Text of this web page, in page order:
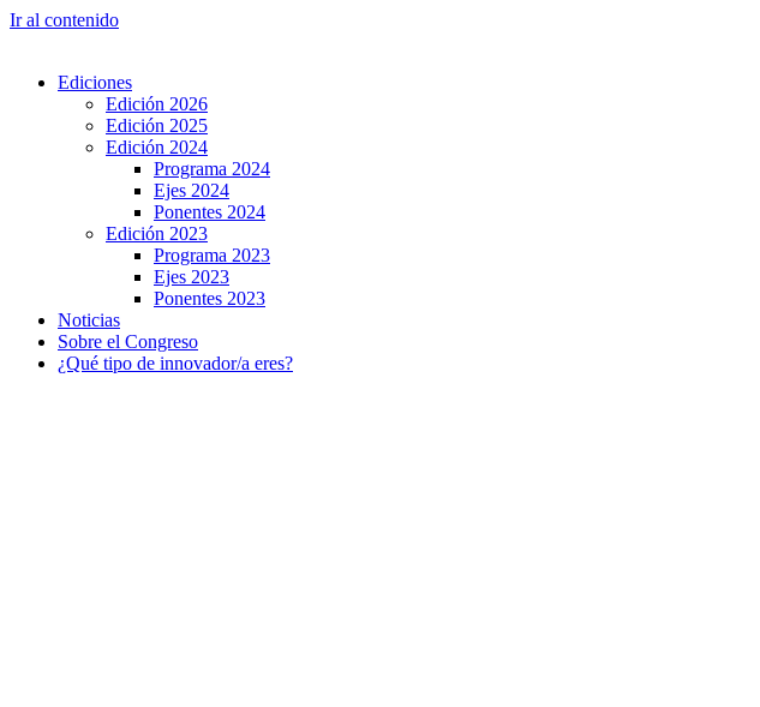
Ir al contenido
Ediciones
Edición 2026
Edición 2025
Edición 2024
Programa 2024
Ejes 2024
Ponentes 2024
Edición 2023
Programa 2023
Ejes 2023
Ponentes 2023
Noticias
Sobre el Congreso
¿Qué tipo de innovador/a eres?